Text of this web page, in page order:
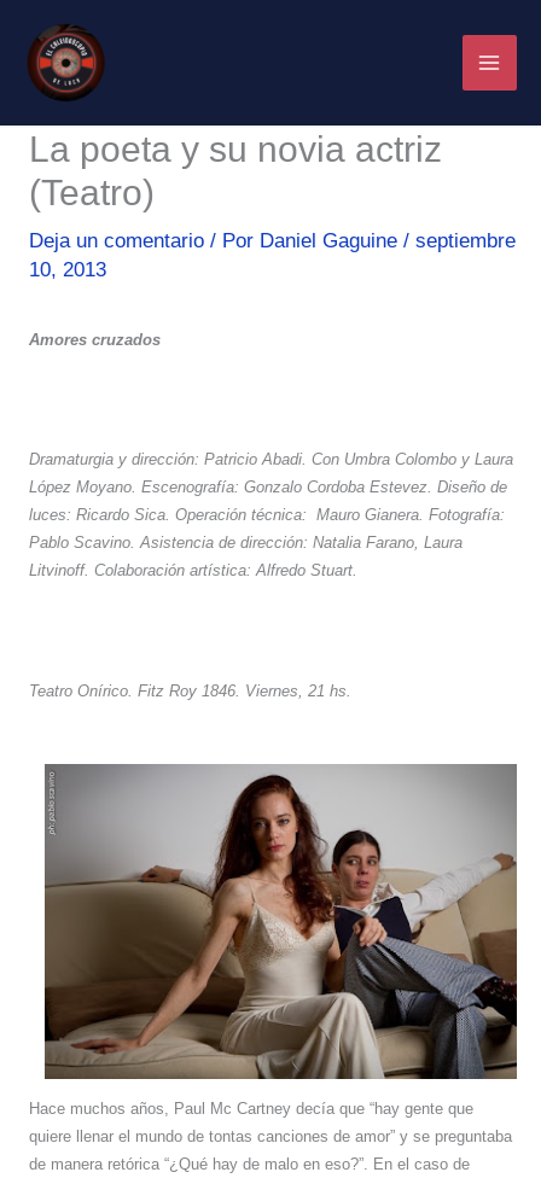
contenido
La poeta y su novia actriz
(Teatro)
Deja un comentario / Por Daniel Gaguine / septiembre
10, 2013
Amores cruzados
Dramaturgia y dirección: Patricio Abadi. Con Umbra Colombo y Laura
López Moyano. Escenografía: Gonzalo Cordoba Estevez. Diseño de
luces: Ricardo Sica. Operación técnica: Mauro Gianera. Fotografía:
Pablo Scavino. Asistencia de dirección: Natalia Farano, Laura
Litvinoff. Colaboración artística: Alfredo Stuart.
Teatro Onírico. Fitz Roy 1846. Viernes, 21 hs.
Hace muchos años, Paul Mc Cartney decía que “hay gente que
quiere llenar el mundo de tontas canciones de amor” y se preguntaba
de manera retórica “¿Qué hay de malo en eso?”. En el caso de